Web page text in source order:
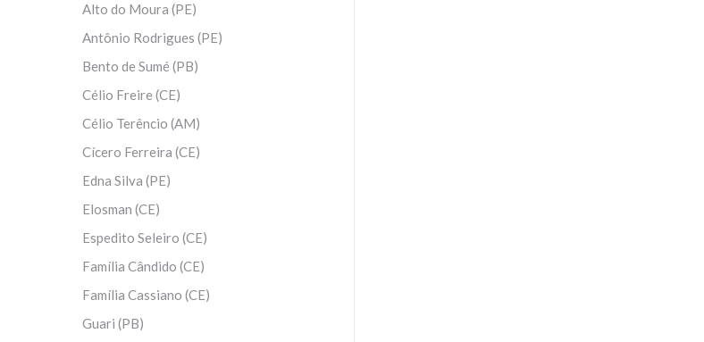
Alto do Moura (PE)
Antônio Rodrigues (PE)
Bento de Sumé (PB)
Célio Freire (CE)
Célio Terêncio (AM)
Cícero Ferreira (CE)
Edna Silva (PE)
Elosman (CE)
Espedito Seleiro (CE)
Família Cândido (CE)
Família Cassiano (CE)
Guari (PB)